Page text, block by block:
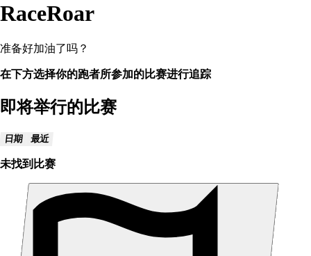
RaceRoar
准备好加油了吗？
在下方选择你的跑者所参加的比赛进行追踪
即将举行的比赛
日期 最近
未找到比赛